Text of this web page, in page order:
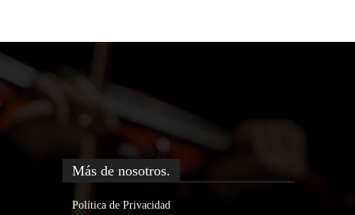
Más de nosotros.
Política de Privacidad